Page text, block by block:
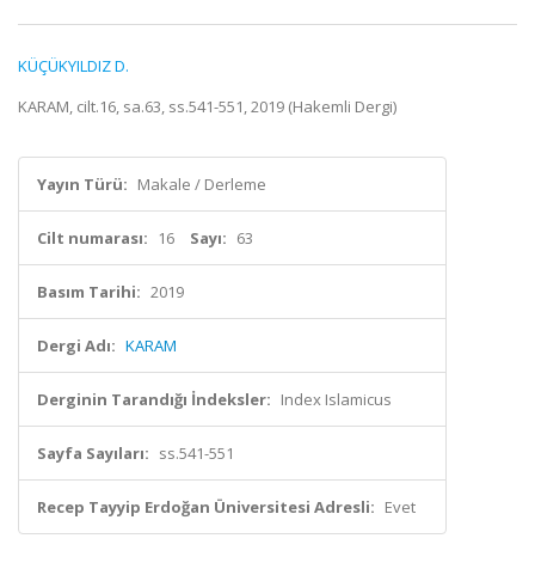
KÜÇÜKYILDIZ D.
KARAM, cilt.16, sa.63, ss.541-551, 2019 (Hakemli Dergi)
Yayın Türü: Makale / Derleme
Cilt numarası: 16 Sayı: 63
Basım Tarihi: 2019
Dergi Adı: KARAM
Derginin Tarandığı İndeksler: Index Islamicus
Sayfa Sayıları: ss.541-551
Recep Tayyip Erdoğan Üniversitesi Adresli: Evet